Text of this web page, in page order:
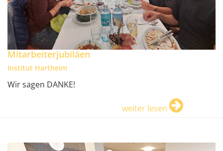
Mitarbeiterjubiläen
Institut Hartheim
Wir sagen DANKE!
weiter lesen